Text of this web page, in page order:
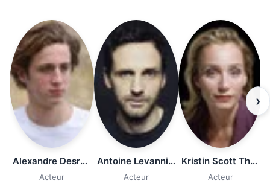
Alexandre Desrousseaux
Acteur
Antoine Levannier
Acteur
Kristin Scott Thomas
Acteur
›